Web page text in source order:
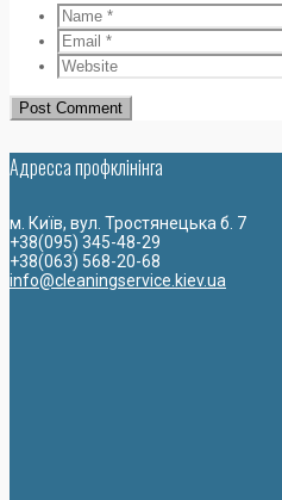
Адресса профклiнiнга
м. Київ, вул. Тростянецька б. 7
+38(095) 345-48-29
+38(063) 568-20-68
info@cleaningservice.kiev.ua